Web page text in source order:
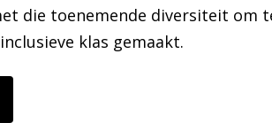
die toenemende diversiteit om
klas gemaakt.